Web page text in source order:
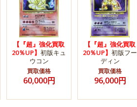
【『超』強化買取
20％UP】 初版キュ
ウコン
買取価格
60,000円
【『超』強化買取
20％UP】 初版フー
ディン
買取価格
96,000円